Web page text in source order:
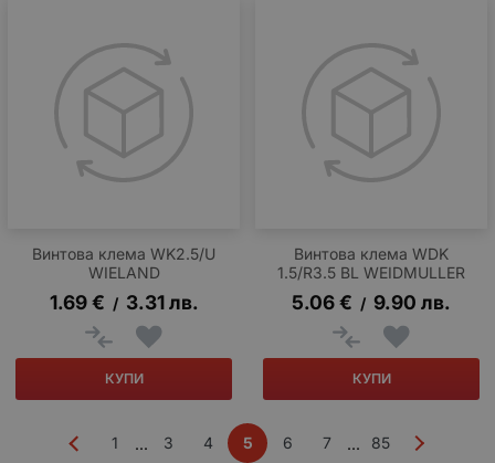
Винтова клема WK2.5/U
WIELAND
1.69 € / 3.31 лв.
КУПИ
Винтова клема WDK
1.5/R3.5 BL WEIDMULLER
5.06€ / 9.90 лв.
КУПИ
1 ... 3 4 5 6 7 ... 85